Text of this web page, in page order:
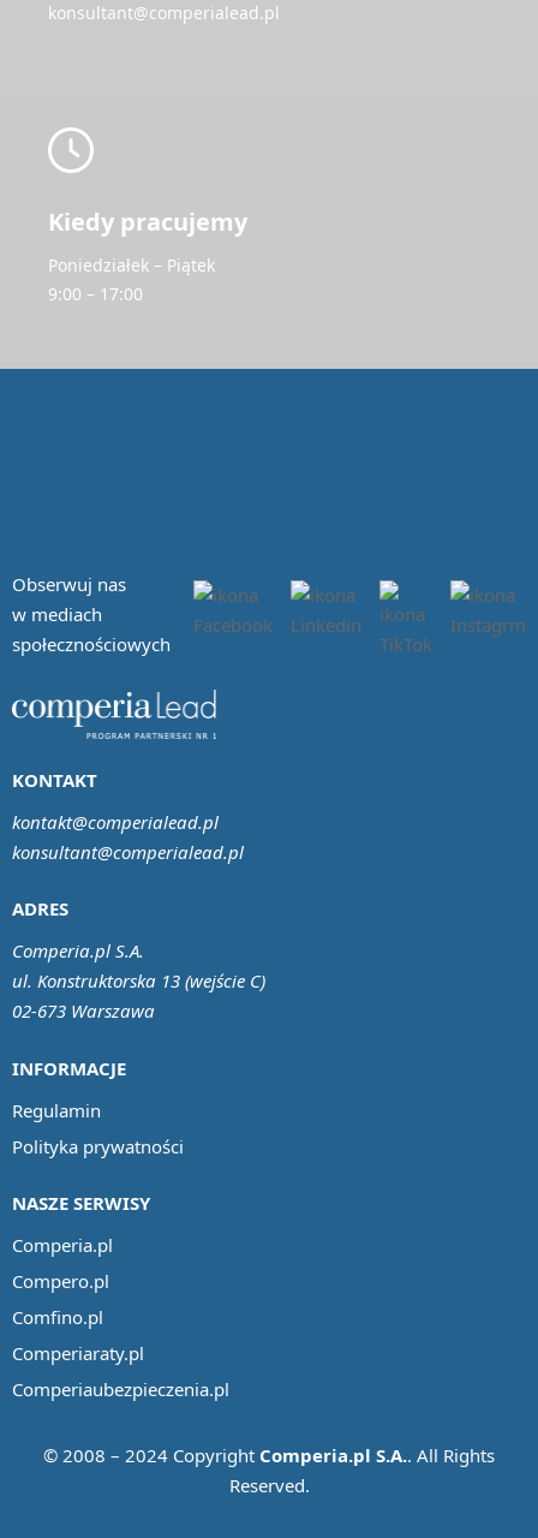
konsultant@comperialead.pl
Kiedy pracujemy
Poniedziałek – Piątek
9:00 – 17:00
Obserwuj nas
w mediach
społecznościowych
INFORMACJE
Regulamin
Polityka prywatności
NASZE SERWISY
Comperia.pl
Compero.pl
Comfino.pl
Comperiaraty.pl
Comperiaubezpieczenia.pl
ADRES
Comperia.pl S.A.
ul. Konstruktorska 13 (wejście C)
02-673 Warszawa
KONTAKT
kontakt@comperialead.pl
konsultant@comperialead.pl
© 2008 – 2024 Copyright Comperia.pl S.A.. All Rights
Reserved.